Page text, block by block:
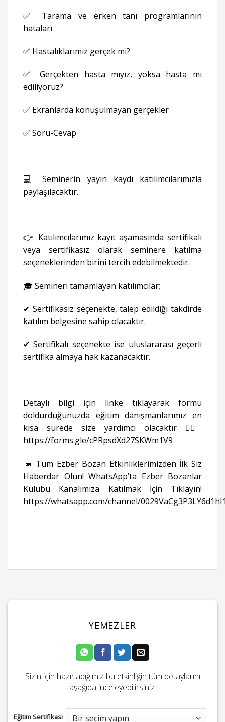
✅ Tarama ve erken tanı programlarının
hataları
✅ Hastalıklarımız gerçek mi?
✅ Gerçekten hasta mıyız, yoksa hasta mı
ediliyoruz?
✅ Ekranlarda konuşulmayan gerçekler
✅ Soru-Cevap
💻 Seminerin yayın kaydı katılımcılarımızla
paylaşılacaktır.
👉 Katılımcılarımız kayıt aşamasında sertifikalı
veya sertifikasız olarak seminere katılma
seçeneklerinden birini tercih edebilmektedir.
🎓 Semineri tamamlayan katılımcılar;
✔ Sertifikasız seçenekte, talep edildiği takdirde
katılım belgesine sahip olacaktır.
✔ Sertifikalı seçenekte ise uluslararası geçerli
sertifika almaya hak kazanacaktır.
Detaylı bilgi için linke tıklayarak formu
doldurduğunuzda eğitim danışmanlarımız en
kısa sürede size yardımcı olacaktır 👉🏻
https://forms.gle/cPRpsdXd27SKWm1V9
📣 Tüm Ezber Bozan Etkinliklerimizden İlk Siz
Haberdar Olun! WhatsApp’ta Ezber Bozanlar
Kulübü Kanalımıza Katılmak İçin Tıklayın!
https://whatsapp.com/channel/
YEMEZLER
Sizin için hazırladığımız bu etkinliğin tüm detaylarını
aşağıda inceleyebilirsiniz.
Eğitim Sertifikası